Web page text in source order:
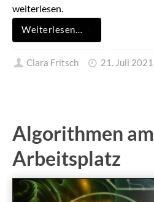
weiterlesen.
Weiterlesen…
Clara Fritsch 21. Juli 2021
Algorithmen am
Arbeitsplatz